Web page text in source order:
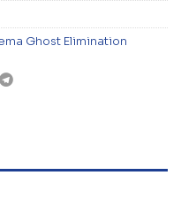
Ghost Elimination